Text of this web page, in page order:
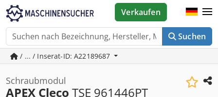
Suchen
Verkaufen
/ ... / Inserat-ID: A22189687
Schraubmodul
APEX Cleco TSE 961446PT